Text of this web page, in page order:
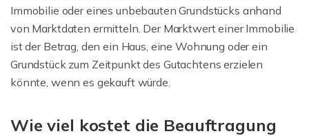
Immobilie oder eines unbebauten Grundstücks anhand
von Marktdaten ermitteln. Der Marktwert einer Immobilie
ist der Betrag, den ein Haus, eine Wohnung oder ein
Grundstück zum Zeitpunkt des Gutachtens erzielen
könnte, wenn es gekauft würde.
Wie viel kostet die Beauftragung